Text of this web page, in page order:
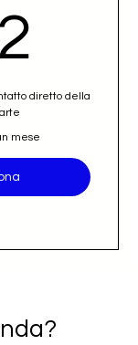
diretto della
mese
Going